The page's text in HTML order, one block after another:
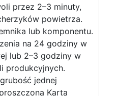
przez 2–3 minuty,
powietrza.
lub komponentu.
na 24 godziny w
lub 2–3 godziny w
produkcyjnych.
jednej
Karta